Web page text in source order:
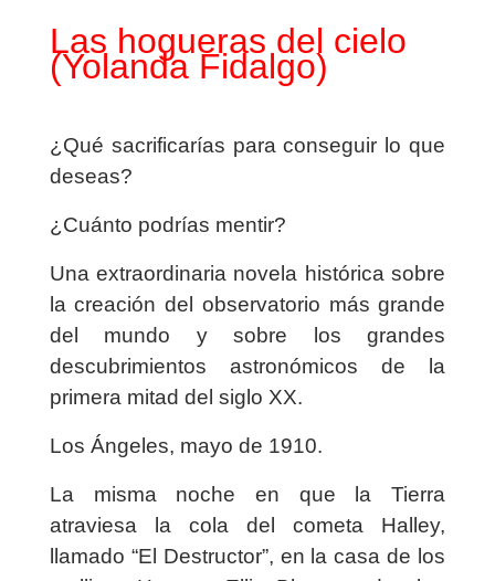
Las hogueras del cielo
(Yolanda Fidalgo)
¿Qué sacrificarías para conseguir lo que
deseas?
¿Cuánto podrías mentir?
Una extraordinaria novela histórica sobre
la creación del observatorio más grande
del mundo y sobre los grandes
descubrimientos astronómicos de la
primera mitad del siglo XX.
Los Ángeles, mayo de 1910.
La misma noche en que la Tierra
atraviesa la cola del cometa Halley,
llamado “El Destructor”, en la casa de los